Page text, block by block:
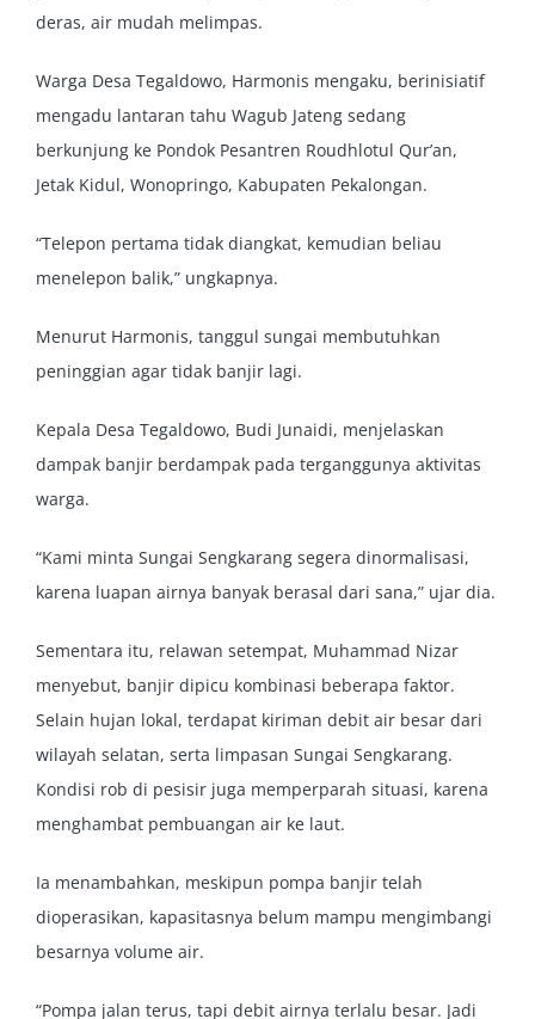
deras, air mudah melimpas.
Warga Desa Tegaldowo, Harmonis mengaku, berinisiatif
mengadu lantaran tahu Wagub Jateng sedang
berkunjung ke Pondok Pesantren Roudhlotul Qur’an,
Jetak Kidul, Wonopringo, Kabupaten Pekalongan.
“Telepon pertama tidak diangkat, kemudian beliau
menelepon balik,” ungkapnya.
Menurut Harmonis, tanggul sungai membutuhkan
peninggian agar tidak banjir lagi.
Kepala Desa Tegaldowo, Budi Junaidi, menjelaskan
dampak banjir berdampak pada terganggunya aktivitas
warga.
“Kami minta Sungai Sengkarang segera dinormalisasi,
karena luapan airnya banyak berasal dari sana,” ujar dia.
Sementara itu, relawan setempat, Muhammad Nizar
menyebut, banjir dipicu kombinasi beberapa faktor.
Selain hujan lokal, terdapat kiriman debit air besar dari
wilayah selatan, serta limpasan Sungai Sengkarang.
Kondisi rob di pesisir juga memperparah situasi, karena
menghambat pembuangan air ke laut.
Ia menambahkan, meskipun pompa banjir telah
dioperasikan, kapasitasnya belum mampu mengimbangi
besarnya volume air.
“Pompa jalan terus, tapi debit airnya terlalu besar. Jadi